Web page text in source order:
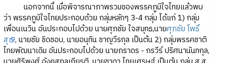
นอกจากนี้ เมื่อพิจารณาภาพรวมของพรรคภูมิใจไทยแล้วพบ
ว่า พรรคภูมิใจไทยประกอบด้วย กลุ่มหลักๆ 3-4 กลุ่ม ได้แก่ 1) กลุ่ม
เพื่อนเนวิน อันประกอบไปด้วย นายศุภชัย ใจสมุทธ,นายศุภชัย โพธิ์
สุ , นายชัย ชิดชอบ, นายอนุทิน ชาญวีรกุล เป็นต้น 2) กลุ่มพรรคชาติ
ไทยพัฒนาเดิม อันประกอบไปด้วย นายภราดร - กรวีร์ ปริศนานันทกุล,